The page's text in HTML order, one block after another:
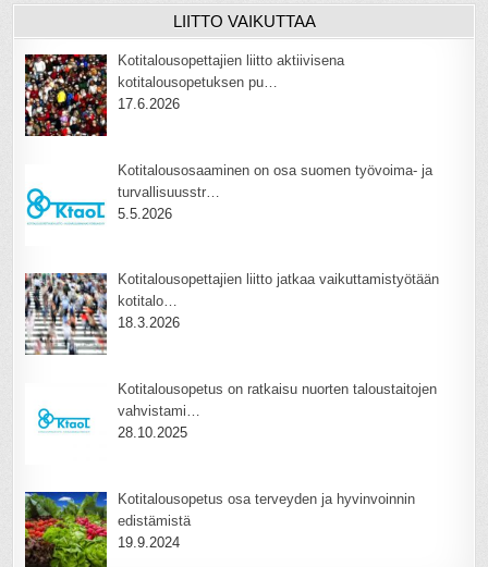
LIITTO VAIKUTTAA
Kotitalousopettajien liitto aktiivisena
kotitalousopetuksen pu…
17.6.2026
Kotitalousosaaminen on osa suomen työvoima- ja
turvallisuusstr…
5.5.2026
Kotitalousopettajien liitto jatkaa vaikuttamistyötään
kotitalo…
18.3.2026
Kotitalousopetus on ratkaisu nuorten taloustaitojen
vahvistami…
28.10.2025
Kotitalousopetus osa terveyden ja hyvinvoinnin
edistämistä
19.9.2024